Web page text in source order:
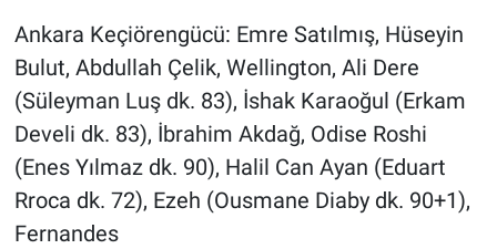
Ankara Keçiörengücü: Emre Satılmış, Hüseyin
Bulut, Abdullah Çelik, Wellington, Ali Dere
(Süleyman Luş dk. 83), İshak Karaoğul (Erkam
Develi dk. 83), İbrahim Akdağ, Odise Roshi
(Enes Yılmaz dk. 90), Halil Can Ayan (Eduart
Rroca dk. 72), Ezeh (Ousmane Diaby dk. 90+1),
Fernandes